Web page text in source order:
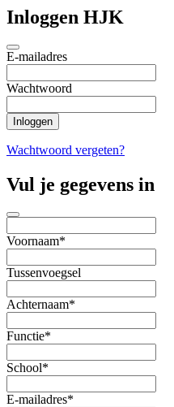
Inloggen HJK
E-mailadres
Wachtwoord
Wachtwoord vergeten?
Vul je gegevens in
Voornaam*
Tussenvoegsel
Achternaam*
Functie*
School*
E-mailadres*